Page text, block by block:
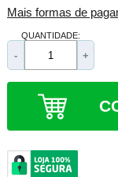
Mais formas de
QUANTIDADE:
- +